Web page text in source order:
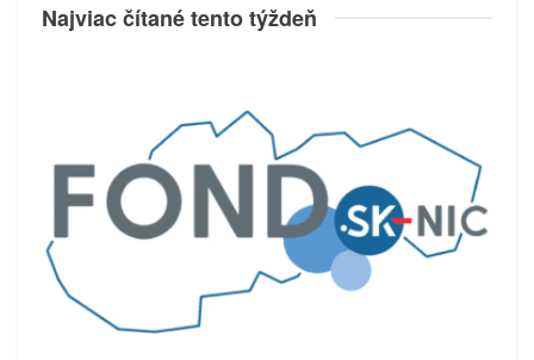
Najviac čítané tento týždeň